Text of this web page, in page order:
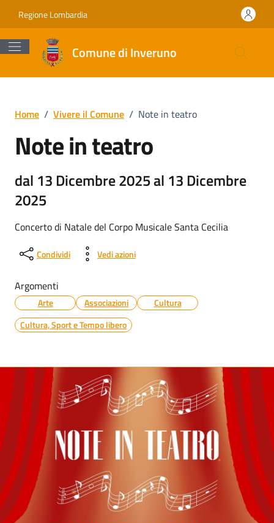
Regione Lombardia
Comune di Inveruno
Home / Vivere il Comune / Note in teatro
Note in teatro
dal 13 Dicembre 2025 al 13 Dicembre
2025
Concerto di Natale del Corpo Musicale Santa Cecilia
Condividi Vedi azioni
Argomenti
Arte Associazioni
Cultura
Cultura, Sport e Tempo libero